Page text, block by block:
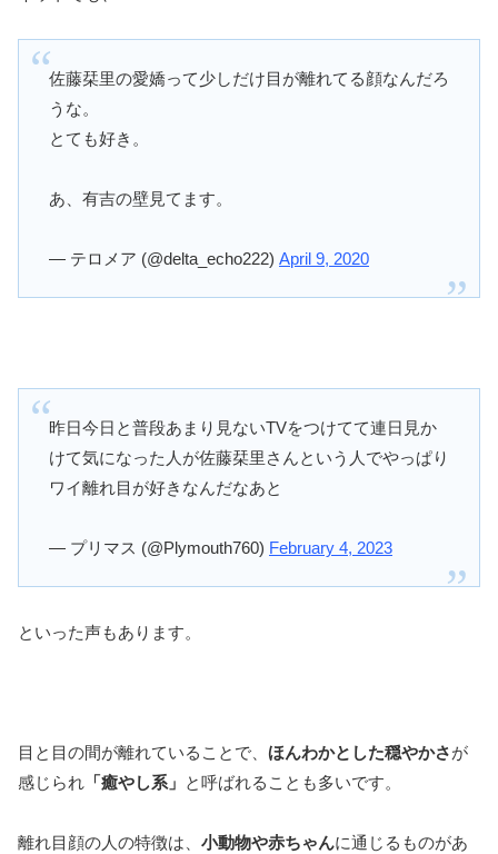
佐藤栞里の愛嬌って少しだけ目が離れてる顔なんだろ
うな。
とても好き。
あ、有吉の壁見てます。
— テロメア (@delta_echo222) April 9, 2020
昨日今日と普段あまり見ないTVをつけてて連日見か
けて気になった人が佐藤栞里さんという人でやっぱり
ワイ離れ目が好きなんだなあと
— プリマス (@Plymouth760) February 4, 2023
といった声もあります。
目と目の間が離れていることで、 ほんわかとした穏やかさが
感じられ 「癒やし系」 と呼ばれることも多いです。
離れ目顔の人の特徴は、 小動物や赤ちゃんに通じるものがあ